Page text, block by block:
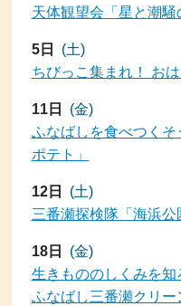
天体観望会「星と潮騒
5日
(土)
ちびっこ集まれ！ おは
11日
(金)
ふなばしを食べつくそ
ポテト」
12日
(土)
三番瀬探検隊「海浜公
18日
(金)
生きもののしくみを知
ふなばし三番瀬クリ